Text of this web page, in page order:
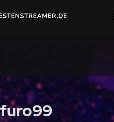
furo99